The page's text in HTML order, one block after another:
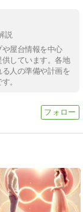
説
屋台情報を中心
しています。各地
人の準備や計画を
。